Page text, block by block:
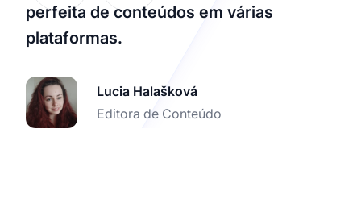
perfeita de conteúdos em várias
plataformas.
Lucia Halašková
Editora de Conteúdo